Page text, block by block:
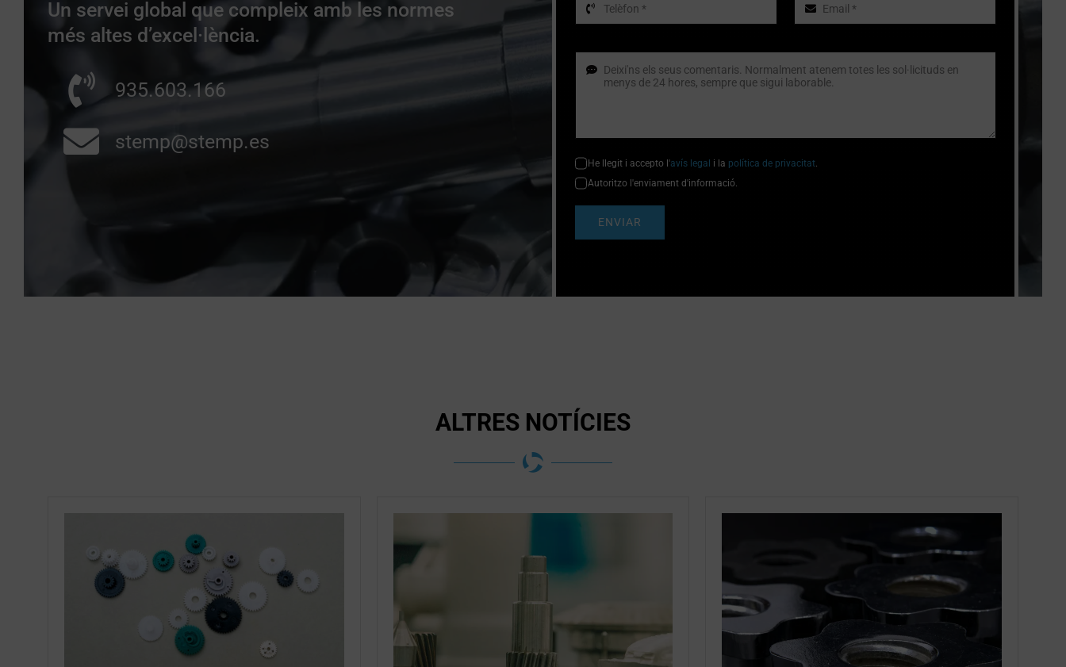
Un servei global que compleix amb les normes
més altes d’excel·lència.
935.603.166
stemp@stemp.es
He llegit i accepto l'avís legal i la política de privacitat.
Autoritzo l'enviament d'informació.
ENVIAR
ALTRES NOTÍCIES